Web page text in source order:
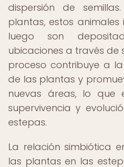
dispersión de
plantas, estos animales
luego son
ubicaciones a través de
proceso contribuye a
de las plantas y
nuevas áreas, lo que
supervivencia y
estepas.
La relación simbiótica
las plantas en las